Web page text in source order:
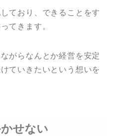
ており、できることをす
てきます。
がらなんとか経営を安定
ていきたいという想いを
せない